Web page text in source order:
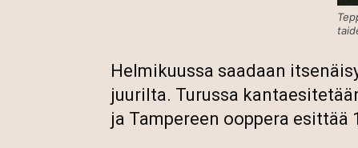
Helmikuussa saadaan
juurilta. Turussa
ja Tampereen ooppera